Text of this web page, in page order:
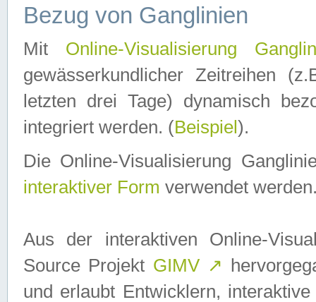
Bezug von Ganglinien
Mit Online-Visualisierung
gewässerkundlicher Zeitreihen
letzten drei Tage) dynamisch
integriert werden. (Beispiel ).
Die Online-Visualisierung
interaktiver Form verwendet
Aus der interaktiven Online-
Source Projekt GIMV ↗
und erlaubt Entwicklern,